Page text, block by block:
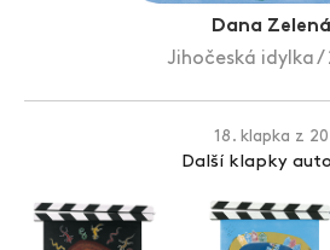
Dana Zelená
Jihočeská idylka /
18. klapka z 20
Další klapky